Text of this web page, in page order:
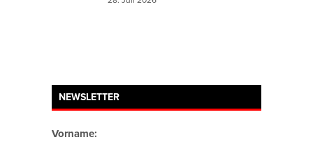
NEWSLETTER
Vorname: